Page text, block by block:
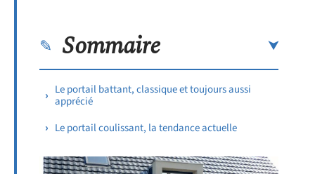
Sommaire
Le portail battant, classique et toujours aussi
apprécié
Le portail coulissant, la tendance actuelle